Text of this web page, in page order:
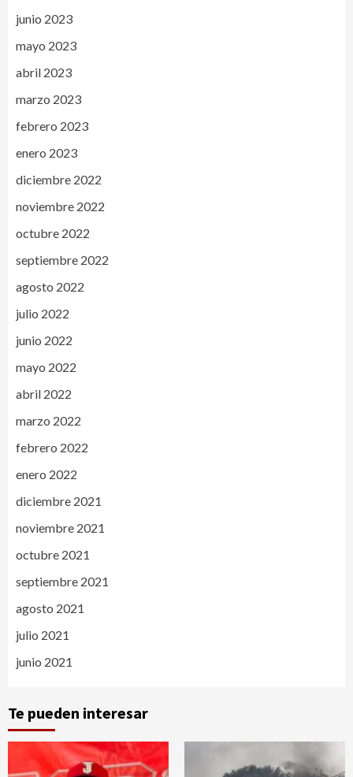
junio 2023
mayo 2023
abril 2023
marzo 2023
febrero 2023
enero 2023
diciembre 2022
noviembre 2022
octubre 2022
septiembre 2022
agosto 2022
julio 2022
junio 2022
mayo 2022
abril 2022
marzo 2022
febrero 2022
enero 2022
diciembre 2021
noviembre 2021
octubre 2021
septiembre 2021
agosto 2021
julio 2021
junio 2021
Te pueden interesar